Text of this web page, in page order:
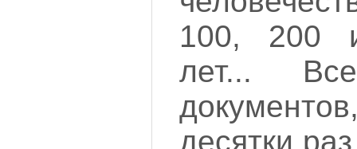
100, 200
лет...
десятки